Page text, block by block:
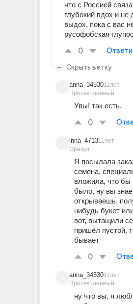
что с Россией
глубокий вдох и не
выдох, пока с вас
русофобская
0
Скрыть ветку
anna_34530
Просветленный
11лет
Увы! так есть.
0
inna_4713
Оракул
11лет
Я посылала
семена,
вложила, что бы
было, ну вы
открываешь,
нибудь букет
вот, вытащили
пришёл пустой,
бывает
0
anna_34530
Просветленный
11лет
ну что вы, я